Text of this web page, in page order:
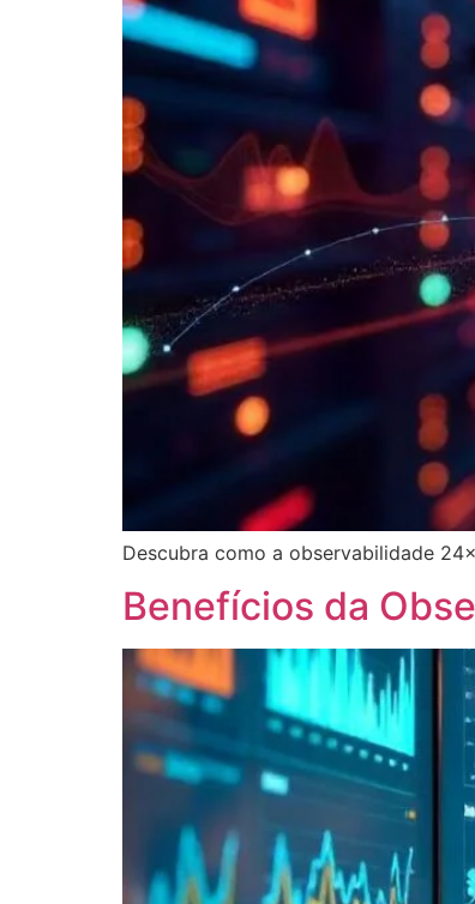
Descubra como a observabilidade
Benefícios da